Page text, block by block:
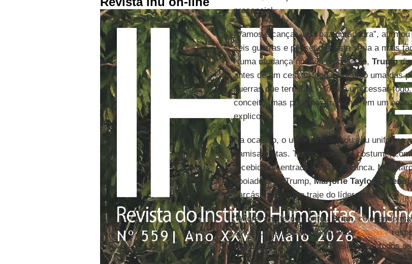
presencial.
“Vamos alcançar uma paz duradoura”,
seis guerras e pensei que esta seria a mais
Numa mudança notável de posição, Trump
antes de um cessar-fogo, adotando uma das
guerras que terminei, não tive um cessar-
conceito, mas podemos trabalhar em um
explicou.
Na ocasião, o ucraniano deixou seu uniforme
camisa pretas. Trump, como de costume,
recebido na entrada da Casa Branca. Mais
apoiadora de Trump,Marjorie Taylor Greene)
sarcástico sobre o traje do líder ucraniano.
"Adorei seu terno", gritouBrian, colocando
ao criticar o traje do ucraniano.Zelensky
tentativa de conquistar o presidente e todos